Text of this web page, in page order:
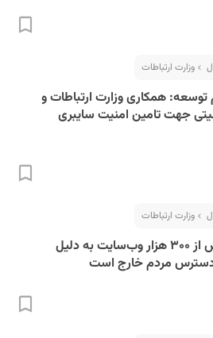
وزارت ارتباطات
توسعه: همکاری وزارت ارتباطات و
جهت تامین امنیت سایبری
وزارت ارتباطات
زارع‌پور: بیش از ۳۰۰ هزار وب‌سایت به دلیل
دسترس مردم خارج است